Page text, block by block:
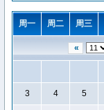
周一 周二 周三
«
3 4 5